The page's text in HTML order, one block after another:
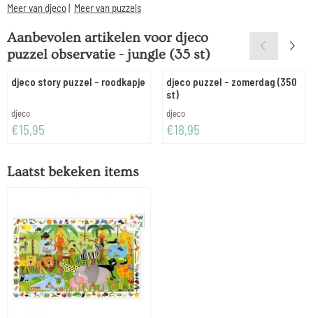
Meer van djeco| Meer van puzzels
Aanbevolen artikelen voordjeco
puzzel observatie - jungle (35 st)
djeco story puzzel - roodkapje
Merk:
djeco
Prijs: 15,95
€15,95
djeco puzzel - zomerdag (350
st)
Merk:
djeco
Prijs: 18,95
€18,95
Laatst bekeken items